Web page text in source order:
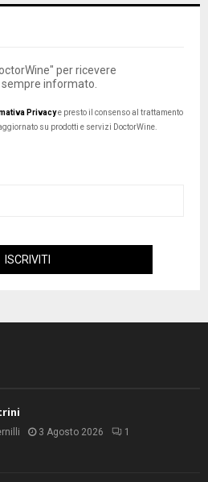
per ricevere
informato.
Privacye presto il consenso al trattamento
su prodotti e servizi DoctorWine.
3 Agosto 2026 1